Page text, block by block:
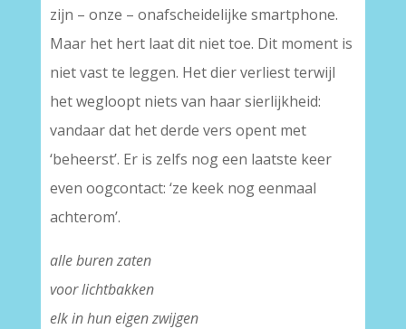
zijn – onze – onafscheidelijke smartphone.
Maar het hert laat dit niet toe. Dit moment is
niet vast te leggen. Het dier verliest terwijl
het wegloopt niets van haar sierlijkheid:
vandaar dat het derde vers opent met
‘beheerst’. Er is zelfs nog een laatste keer
even oogcontact: ‘ze keek nog eenmaal
achterom’.
alle buren zaten
voor lichtbakken
elk in hun eigen zwijgen